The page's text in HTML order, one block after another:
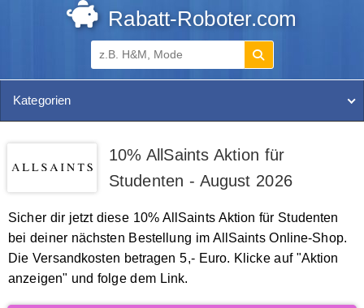
Rabatt-Roboter.com
Kategorien
10% AllSaints Aktion für
Studenten - August 2026
Sicher dir jetzt diese 10% AllSaints Aktion für Studenten
bei deiner nächsten Bestellung im AllSaints Online-Shop.
Die Versandkosten betragen 5,- Euro. Klicke auf "Aktion
anzeigen" und folge dem Link.